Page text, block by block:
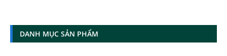
DANH MỤC SẢN PHẨM